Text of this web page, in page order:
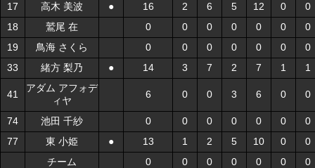
17
高木 美波
●
18
鷲尾 在
19
鳥海 さくら
33
緒方 梨乃 ●
41
アダム アフォデ
ィヤ
74
池田 千紗
77
東 小姫
●
チーム
17
高木 美波 ● 16 2 6 5 12 0
0
18
鷲尾 在 0 0 0 0 0 0
0
19
鳥海 さくら 0 0 0 0 0 0
0
33
緒方 梨乃 ● 14 3 7 2 7 1 1
41
アダム アフォデ
ィヤ
6 0 0 3 6 0 0
74 池田 千紗 0 0 0 0 0 0
0
77
東 小姫 ● 13 1 2 5 10 0
0
チーム
0 0 0 0 0 0 0